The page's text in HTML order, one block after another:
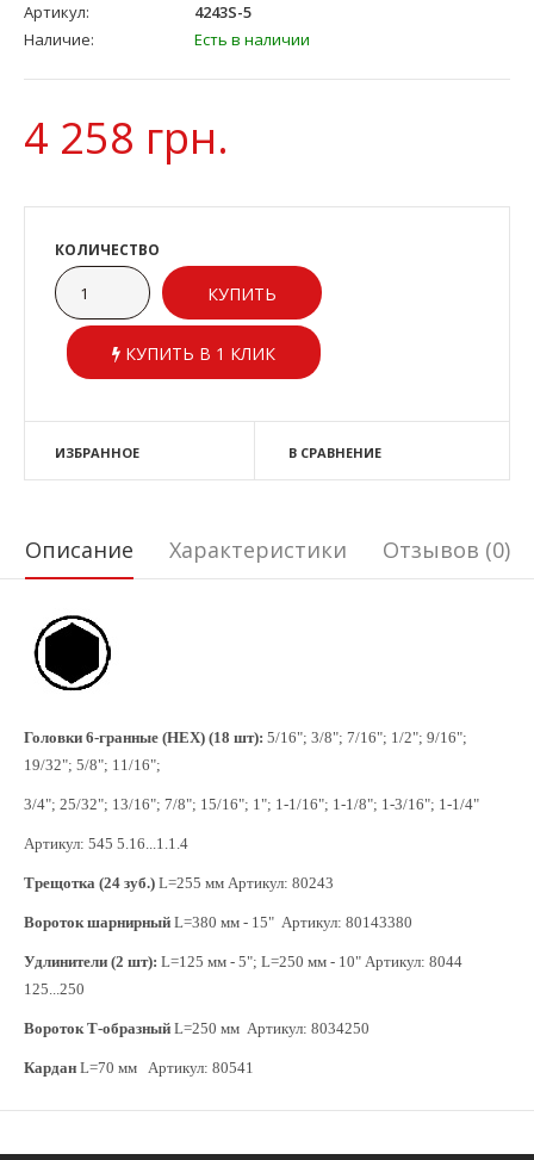
Артикул:
4243S-5
Наличие:
Есть в наличии
4 258 грн.
КОЛИЧЕСТВО
КУПИТЬ В 1 КЛИК
ИЗБРАННОЕ В СРАВНЕНИЕ
Описание Характеристики Отзывов (0)
Головки 6-гранные (HEX) (18 шт): 5/16"; 3/8"; 7/16"; 1/2"; 9/16";
19/32"; 5/8"; 11/16";
3/4"; 25/32"; 13/16"; 7/8"; 15/16"; 1"; 1-1/16"; 1-1/8"; 1-3/16"; 1-1/4"
Артикул: 545 5.16...1.1.4
Трещотка (24 зуб.) L=255 мм Артикул: 80243
Вороток шарнирный L=380 мм - 15" Артикул: 80143380
Удлинители (2 шт): L=125 мм - 5"; L=250 мм - 10" Артикул: 8044
125...250
Вороток Т-образный L=250 мм Артикул: 8034250
Кардан L=70 мм Артикул: 80541